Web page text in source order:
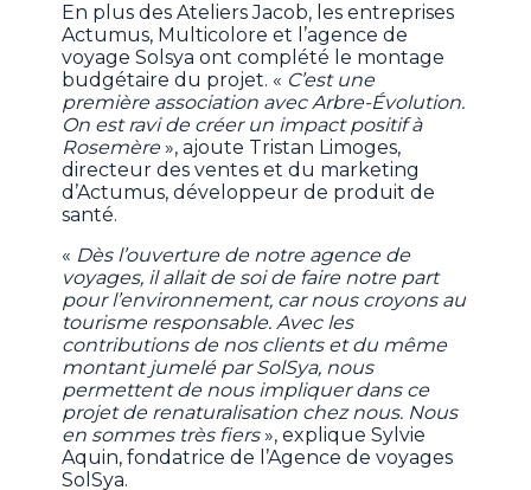
En plus des Ateliers Jacob, les entreprises
Actumus, Multicolore et l’agence de
voyage Solsya ont complété le montage
budgétaire du projet. « C’est une
première association avec Arbre-Évolution.
On est ravi de créer un impact positif à
Rosemère», ajoute Tristan Limoges,
directeur des ventes et du marketing
d’Actumus, développeur de produit de
santé.
« Dès l’ouverture de notre agence de
voyages, il allait de soi de faire notre part
pour l’environnement, car nous croyons au
tourisme responsable. Avec les
contributions de nos clients et du même
montant jumelé par SolSya, nous
permettent de nous impliquer dans ce
projet de renaturalisation chez nous. Nous
en sommes très fiers», explique Sylvie
Aquin, fondatrice de l’Agence de voyages
SolSya.